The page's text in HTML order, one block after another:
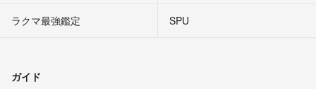
ラクマ最強鑑定
SPU
ガイド